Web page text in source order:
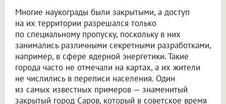
Многие наукограды были закрытыми, а доступ
на их территории разрешался только
по специальному пропуску, поскольку в них
занимались различными секретными разработками,
например, в сфере ядерной энергетики. Такие
города часто не отмечали на картах, а их жители
не числились в переписи населения. Один
из самых известных примеров — знаменитый
закрытый город Саров, который в советское время